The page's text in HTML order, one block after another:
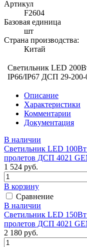
Артикул
F2604
Базовая единица
шт
Страна производства:
Китай
Светильник LED
IP66/IP67 ДСП 29-
Описание
Характеристики
Комментарии
Документация
В наличии
Светильник LED
пролетов ДСП 4021
1 524 руб.
В корзину
Сравнение
В наличии
Светильник LED
пролетов ДСП 4021
2 180 руб.